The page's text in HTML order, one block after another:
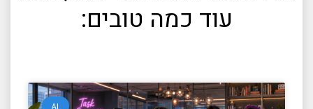
עוד כמה טובים:
AI